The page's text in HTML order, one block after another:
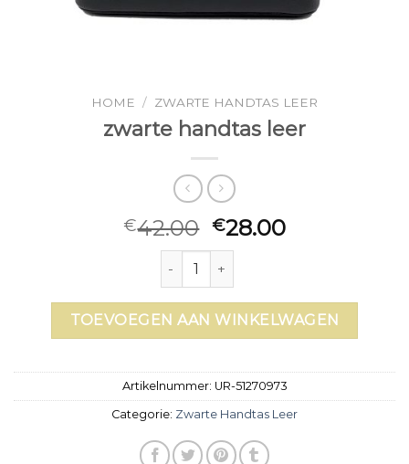
HOME / ZWARTE HANDTAS LEER
zwarte handtas leer
€42.00 €28.00
zwarte handtas leer aantal
TOEVOEGEN AAN WINKELWAGEN
Artikelnummer: UR-51270973
Categorie: Zwarte Handtas Leer